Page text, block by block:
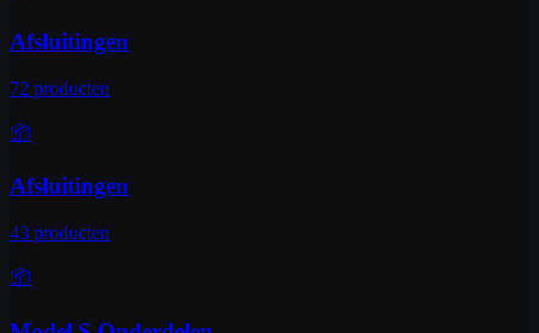
Afsluitingen
72 producten
📦
Afsluitingen
43 producten
📦